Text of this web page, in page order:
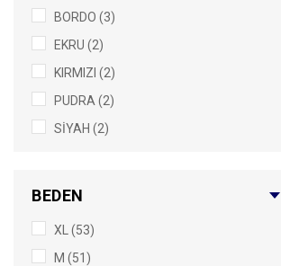
BORDO (3)
EKRU (2)
KIRMIZI (2)
PUDRA (2)
SİYAH (2)
BEDEN
XL (53)
M (51)